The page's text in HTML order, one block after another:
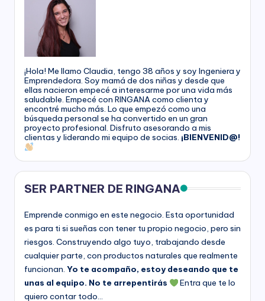
¡Hola! Me llamo Claudia, tengo 38 años y soy Ingeniera y
Emprendedora. Soy mamá de dos niñas y desde que
ellas nacieron empecé a interesarme por una vida más
saludable. Empecé con RINGANA como clienta y
encontré mucho más. Lo que empezó como una
búsqueda personal se ha convertido en un gran
proyecto profesional. Disfruto asesorando a mis
clientas y liderando mi equipo de socias. ¡BIENVENID@!
SER PARTNER DE RINGANA
Emprende conmigo en este negocio. Esta oportunidad
es para ti si sueñas con tener tu propio negocio, pero sin
riesgos. Construyendo algo tuyo, trabajando desde
cualquier parte, con productos naturales que realmente
funcionan. Yo te acompaño, estoy deseando que te
unas al equipo. No te arrepentirás
Entra que te lo
quiero contar todo...